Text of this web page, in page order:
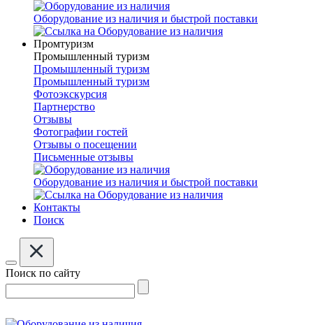
Оборудование из наличия и быстрой поставки
Промтуризм
Промышленный туризм
Промышленный туризм
Промышленный туризм
Фотоэкскурсия
Партнерство
Отзывы
Фотографии гостей
Отзывы о посещении
Письменные отзывы
Оборудование из наличия и быстрой поставки
Контакты
Поиск
Поиск по сайту